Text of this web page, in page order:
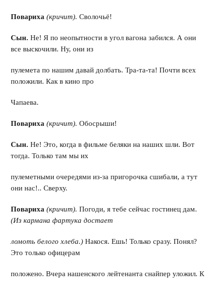
Повариха(кричит).Сволочьё!
Сын.Не! Я по неопытности в угол вагона забился. А они
все выскочили. Ну, они из
пулемета по нашим давай долбать. Тра-та-та! Почти всех
положили. Как в кино про
Чапаева.
Повариха(кричит). Обосрыши!
Сын.Не! Это, когда в фильме беляки на наших шли. Вот
тогда. Только там мы их
пулеметными очередями из-за пригорочка сшибали, а тут
они нас!.. Сверху.
Повариха(кричит).Погоди, я тебе сейчас гостинец дам.
(Из кармана фартука достает
ломоть белого хлеба.) Накося. Ешь! Только сразу. Понял?
Это только офицерам
положено. Вчера нашенского лейтенанта снайпер уложил. К